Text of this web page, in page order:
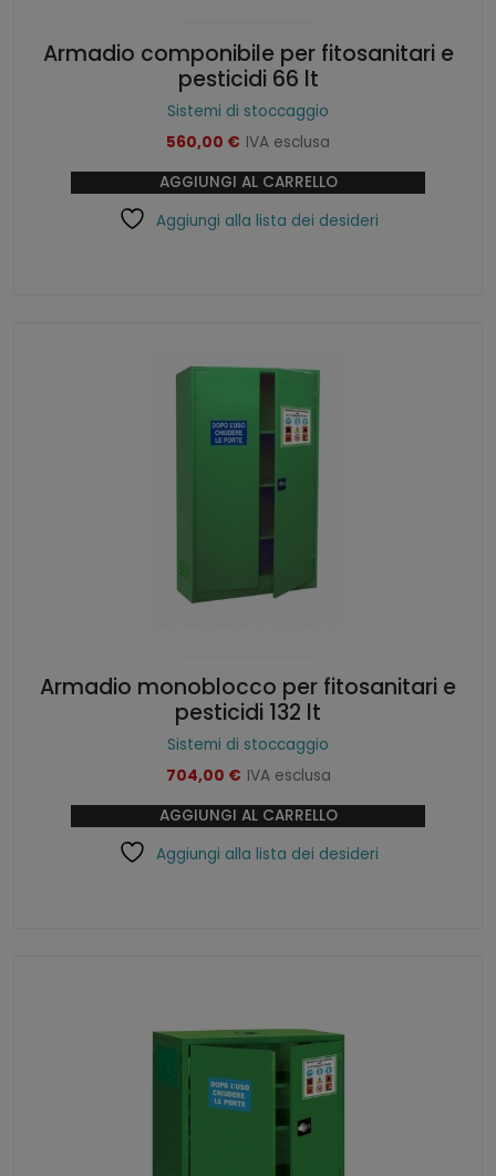
Armadio componibile per fitosanitari e
pesticidi 66 lt
Sistemi di stoccaggio
560,00 € IVA esclusa
AGGIUNGI AL CARRELLO
Aggiungi alla lista dei desideri
Armadio monoblocco per fitosanitari e
pesticidi 132 lt
Sistemi di stoccaggio
704,00 € IVA esclusa
AGGIUNGI AL CARRELLO
Aggiungi alla lista dei desideri